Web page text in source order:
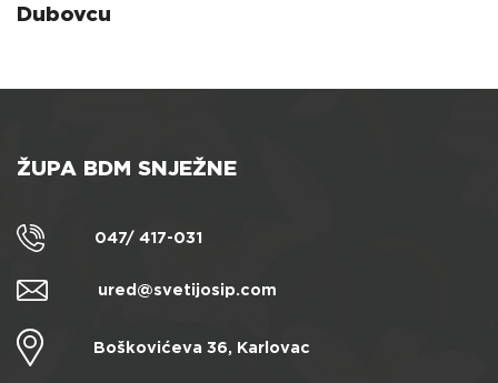
Dubovcu
ŽUPA BDM SNJEŽNE
047/ 417-031
ured@svetijosip.com
Boškovićeva 36, Karlovac